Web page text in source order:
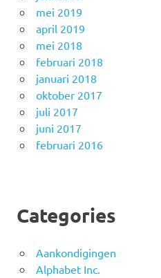
mei 2019
april 2019
mei 2018
februari 2018
januari 2018
oktober 2017
juli 2017
juni 2017
februari 2016
Categories
Aankondigingen
Alphabet Inc.